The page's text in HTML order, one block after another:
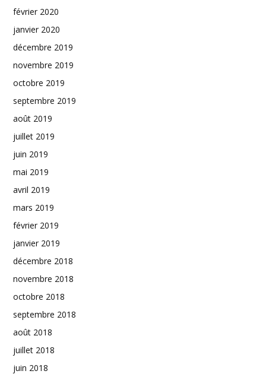
février 2020
janvier 2020
décembre 2019
novembre 2019
octobre 2019
septembre 2019
août 2019
juillet 2019
juin 2019
mai 2019
avril 2019
mars 2019
février 2019
janvier 2019
décembre 2018
novembre 2018
octobre 2018
septembre 2018
août 2018
juillet 2018
juin 2018